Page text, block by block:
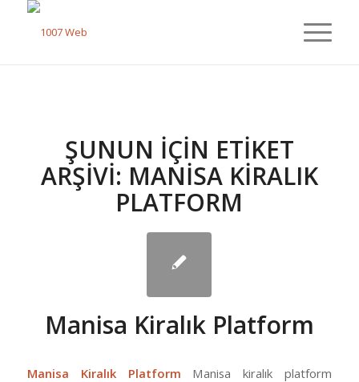
ŞUNUN IÇIN ETIKET
ARŞIVI: MANISA KIRALIK
PLATFORM
Manisa Kiralık Platform
Manisa Kiralık Platform
Manisa kiralık platform